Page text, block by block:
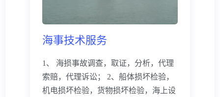
海事技术服务
1、 海损事故调查，取证，分析，代理
索赔，代理诉讼； 2、船体损坏检验，
机电损坏检验，货物损坏检验，海上设